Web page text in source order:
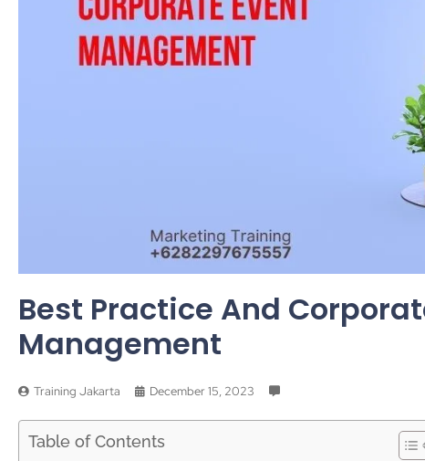
Best Practice And
Management
Training Jakarta December 15, 2023
Table of Contents